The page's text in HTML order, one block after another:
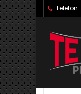
Telefon: